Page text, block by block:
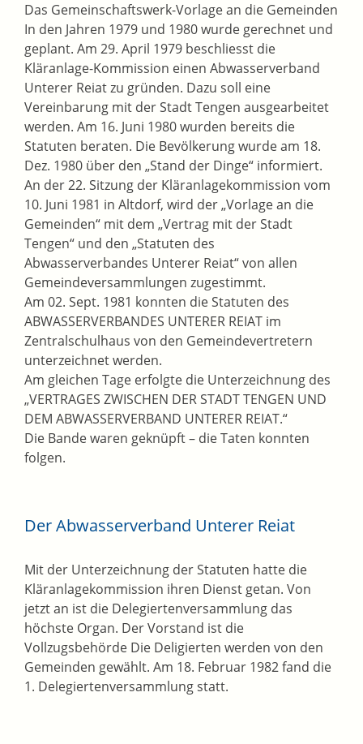
Das Gemeinschaftswerk-Vorlage an die Gemeinden
In den Jahren 1979 und 1980 wurde gerechnet und
geplant. Am 29. April 1979 beschliesst die
Kläranlage-Kommission einen Abwasserverband
Unterer Reiat zu gründen. Dazu soll eine
Vereinbarung mit der Stadt Tengen ausgearbeitet
werden. Am 16. Juni 1980 wurden bereits die
Statuten beraten. Die Bevölkerung wurde am 18.
Dez. 1980 über den „Stand der Dinge“ informiert.
An der 22. Sitzung der Kläranlagekommission vom
10. Juni 1981 in Altdorf, wird der „Vorlage an die
Gemeinden“ mit dem „Vertrag mit der Stadt
Tengen“ und den „Statuten des
Abwasserverbandes Unterer Reiat“ von allen
Gemeindeversammlungen zugestimmt.
Am 02. Sept. 1981 konnten die Statuten des
ABWASSERVERBANDES UNTERER REIAT im
Zentralschulhaus von den Gemeindevertretern
unterzeichnet werden.
Am gleichen Tage erfolgte die Unterzeichnung des
„VERTRAGES ZWISCHEN DER STADT TENGEN UND
DEM ABWASSERVERBAND UNTERER REIAT.“
Die Bande waren geknüpft – die Taten konnten
folgen.
Der Abwasserverband Unterer Reiat
Mit der Unterzeichnung der Statuten hatte die
Kläranlagekommission ihren Dienst getan. Von
jetzt an ist die Delegiertenversammlung das
höchste Organ. Der Vorstand ist die
Vollzugsbehörde Die Deligierten werden von den
Gemeinden gewählt. Am 18. Februar 1982 fand die
1. Delegiertenversammlung statt.